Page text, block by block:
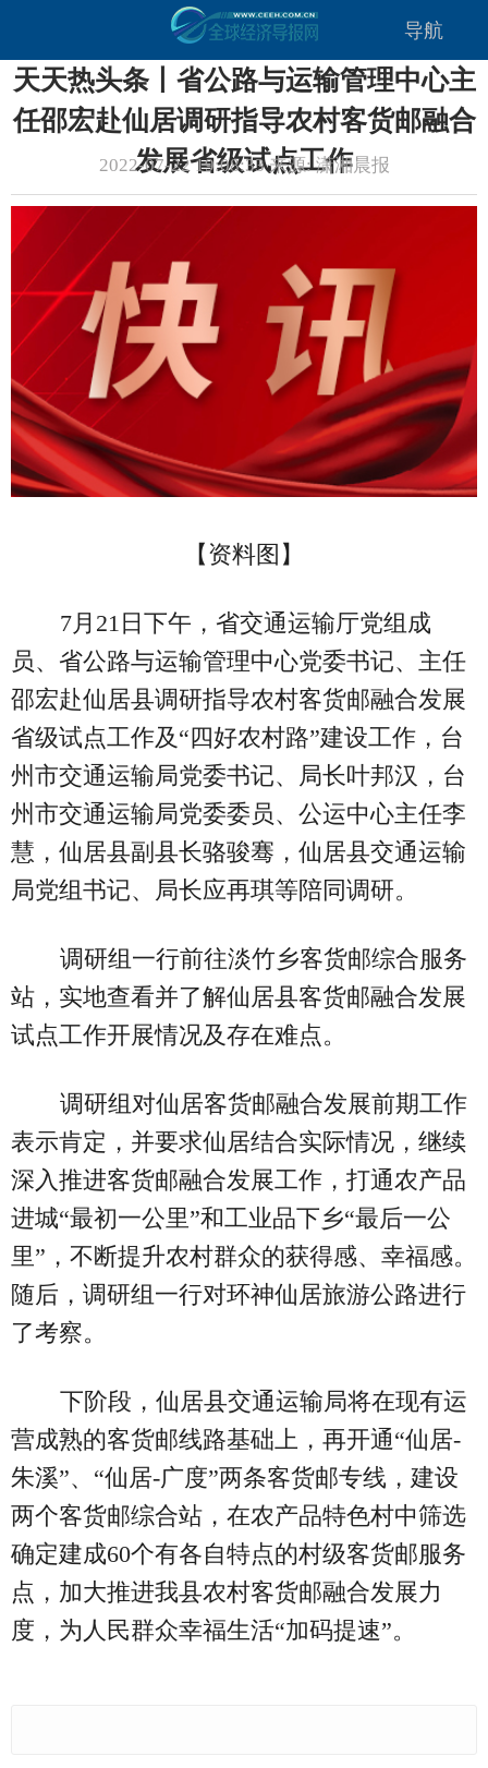
导航
天天热头条丨省公路与运输管理中心主
任邵宏赴仙居调研指导农村客货邮融合
发展省级试点工作
2022-07-22 19:08:33 来源: 潇湘晨报
【资料图】
7月21日下午，省交通运输厅党组成
员、省公路与运输管理中心党委书记、主任
邵宏赴仙居县调研指导农村客货邮融合发展
省级试点工作及“四好农村路”建设工作，台
州市交通运输局党委书记、局长叶邦汉，台
州市交通运输局党委委员、公运中心主任李
慧，仙居县副县长骆骏骞，仙居县交通运输
局党组书记、局长应再琪等陪同调研。
调研组一行前往淡竹乡客货邮综合服务
站，实地查看并了解仙居县客货邮融合发展
试点工作开展情况及存在难点。
调研组对仙居客货邮融合发展前期工作
表示肯定，并要求仙居结合实际情况，继续
深入推进客货邮融合发展工作，打通农产品
进城“最初一公里”和工业品下乡“最后一公
里”，不断提升农村群众的获得感、幸福感。
随后，调研组一行对环神仙居旅游公路进行
了考察。
下阶段，仙居县交通运输局将在现有运
营成熟的客货邮线路基础上，再开通“仙居-
朱溪”、“仙居-广度”两条客货邮专线，建设
两个客货邮综合站，在农产品特色村中筛选
确定建成60个有各自特点的村级客货邮服务
点，加大推进我县农村客货邮融合发展力
度，为人民群众幸福生活“加码提速”。